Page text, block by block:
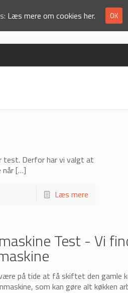
test. Derfor har vi valgt at
når[…]
Læs mere
Test - Vi
på tide at få skiftet den gamle
som kan gøre alt køkken
Læs mere om cookies her. OK